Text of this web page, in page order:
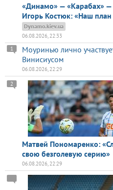
«Динамо» — «Карабах» —
Игорь Костюк: «Наш план
Dynamo.kiev.ua
06.08.2026, 22:33
Моуринью лично
Винисиусом
1
06.08.2026, 22:29
Матвей Пономаренко:
свою безголевую серию»
2
06.08.2026, 22:29